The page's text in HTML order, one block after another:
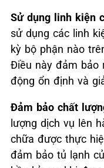
Sử dụng linh kiện
sử dụng các linh
kỳ bộ phận nào
Điều này đảm bảo
động ổn định và
Đảm bảo chất
lượng dịch vụ lên
chữa được thực
đảm bảo tủ lạnh